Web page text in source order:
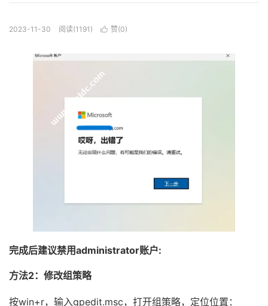
2023-11-30 阅读(1191)  赞(0)
完成后建议禁用administrator账户:
方法2：修改组策略
按win+r，输入gpedit.msc，打开组策略，定位位置：